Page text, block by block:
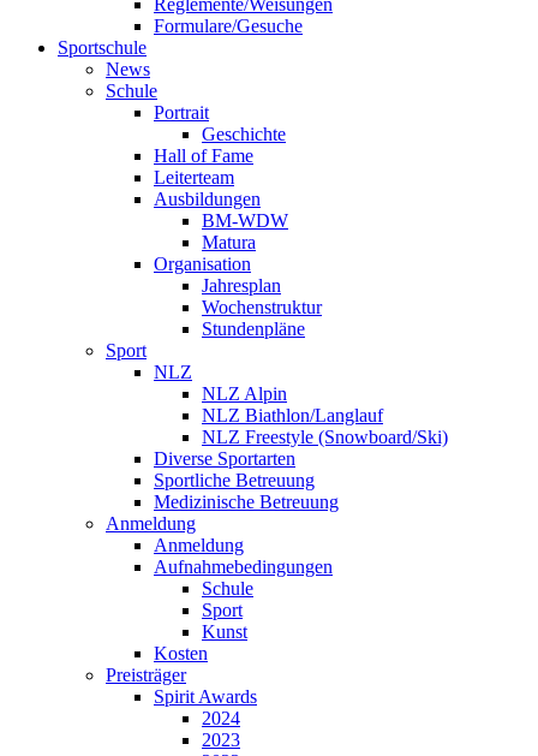
Reglemente/Weisungen
Formulare/Gesuche
Sportschule
News
Schule
Portrait
Geschichte
Hall of Fame
Leiterteam
Ausbildungen
BM-WDW
Matura
Organisation
Jahresplan
Wochenstruktur
Stundenpläne
Sport
NLZ
NLZ Alpin
NLZ Biathlon/Langlauf
NLZ Freestyle (Snowboard/Ski)
Diverse Sportarten
Sportliche Betreuung
Medizinische Betreuung
Anmeldung
Anmeldung
Aufnahmebedingungen
Schule
Sport
Kunst
Kosten
Preisträger
Spirit Awards
2024
2023